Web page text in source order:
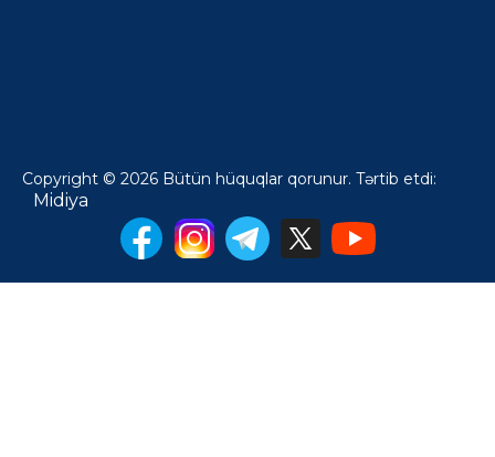
Copyright © 2026 Bütün hüquqlar qorunur. Tərtib etdi:
Midiya